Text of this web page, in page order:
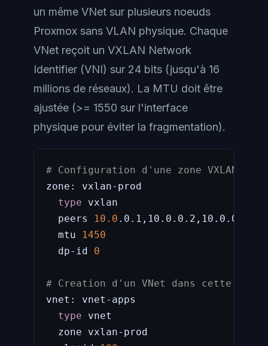
un même VNet sur plusieurs noeuds
Proxmox sans VLAN physique. Chaque
VNet reçoit un VXLAN Network
Identifier (VNI) sur 24 bits (jusqu'à 16
millions de réseaux). La MTU doit être
ajustée (>= 1550 sur l'interface
physique pour éviter la fragmentation).
# Configuration d'une zone VXLAN
zone: vxlan-prod
type vxlan
  peers
10.0 .0.1,10.0.0.2,10.0.0.3
  mtu
1450
  dp-id
0
# Creation d'un VNet dans cette zone
vnet: vnet-apps
type vnet
  zone vxlan-prod